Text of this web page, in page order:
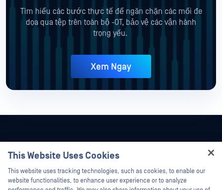
Tìm hiểu các bước thực tế để ngăn chặn các mối đe
dọa qua tệp trên toàn bộ -OT, bảo vệ các vận hành
trọng yếu.
Xem Ngay
This Website Uses Cookies
This website uses tracking technologies, such as cookies, to enable our
website functionalities, to enhance user experience or to analyze
Hey there!
I'm Ozzy, your OPSWAT virtual assistant.